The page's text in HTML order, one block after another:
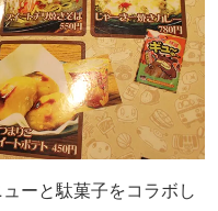
ーと駄菓子をコラボし